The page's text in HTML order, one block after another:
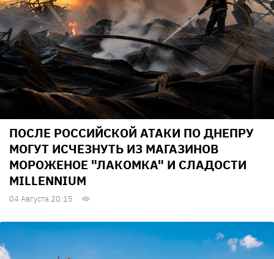
ПОСЛЕ РОССИЙСКОЙ АТАКИ ПО ДНЕПРУ
МОГУТ ИСЧЕЗНУТЬ ИЗ МАГАЗИНОВ
МОРОЖЕНОЕ "ЛАКОМКА" И СЛАДОСТИ
MILLENNIUM
04 Августа 20:15